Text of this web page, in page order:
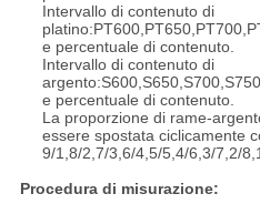
Intervallo di contenuto di
e percentuale di contenuto.
Intervallo di contenuto di
e percentuale di contenuto.
La proporzione di rame-
essere spostata ciclicamente
9/1,8/2,7/3,6/4,5/5,4/6,3/7,2/
Procedura di misurazione: